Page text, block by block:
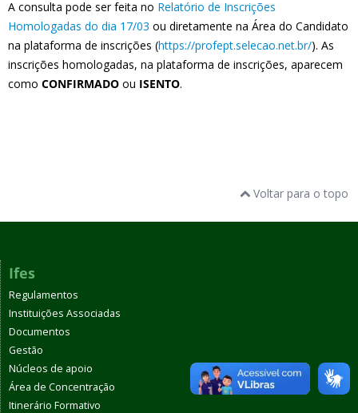
A consulta pode ser feita no Relatório de Inscrições
Homologadas do dia 17/03 ou diretamente na Área do Candidato
na plataforma de inscrições (https://profept.selecao.net.br/). As
inscrições homologadas, na plataforma de inscrições, aparecem
como CONFIRMADO ou ISENTO.
Voltar para o topo
Ifes
Regulamentos
Instituições Associadas
Documentos
Gestão
Núcleos de apoio
Área de Concentração
Itinerário Formativo